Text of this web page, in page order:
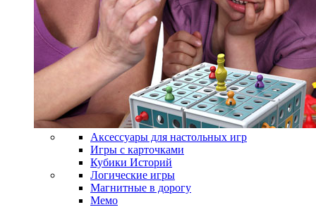
Аксессуары для настольных игр
Игры с карточками
Кубики Историй
Логические игры
Магнитные в дорогу
Мемо